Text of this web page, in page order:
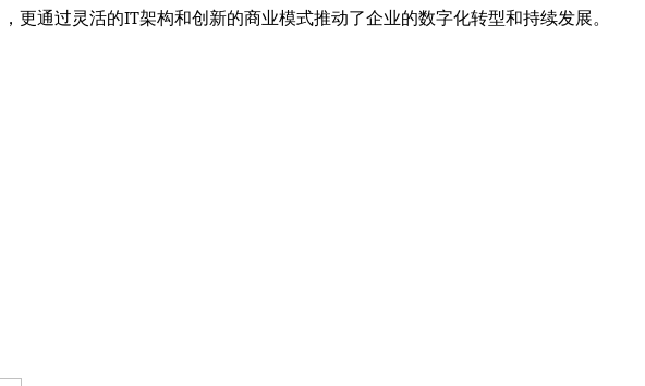
更通过灵活的IT架构和创新的商业模式推动了企业的数字化转型和持续发展。